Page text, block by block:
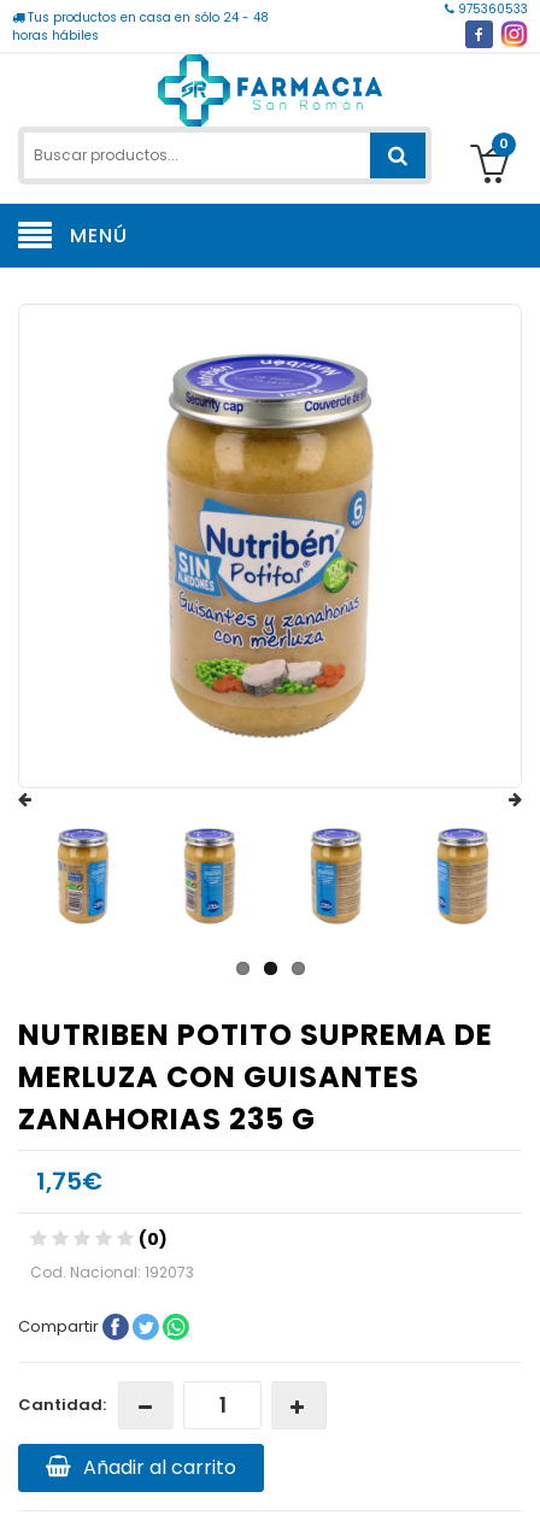
Tus productos en casa en sólo 24 - 48
horas hábiles
975360533
0
MENÚ
NUTRIBEN POTITO SUPREMA DE
MERLUZA CON GUISANTES
ZANAHORIAS 235 G
1,75€
(0)
Cod. Nacional: 192073
Compartir
Cantidad:
Añadir al carrito